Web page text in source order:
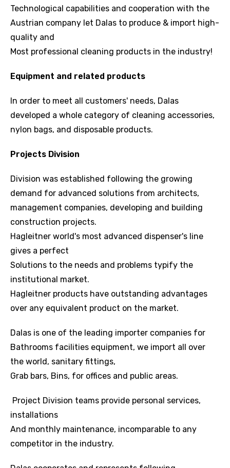
Technological capabilities and cooperation with the
Austrian company let Dalas to produce & import high-
quality and
Most professional cleaning products in the industry!
Equipment and related products
In order to meet all customers' needs, Dalas
developed a whole category of cleaning accessories,
nylon bags, and disposable products.
Projects Division
Division was established following the growing
demand for advanced solutions from architects,
management companies, developing and building
construction projects.
Hagleitner world's most advanced dispenser's line
gives a perfect
Solutions to the needs and problems typify the
institutional market.
Hagleitner products have outstanding advantages
over any equivalent product on the market.
Dalas is one of the leading importer companies for
Bathrooms facilities equipment, we import all over
the world, sanitary fittings,
Grab bars, Bins, for offices and public areas.
Project Division teams provide personal services,
installations
And monthly maintenance, incomparable to any
competitor in the industry.